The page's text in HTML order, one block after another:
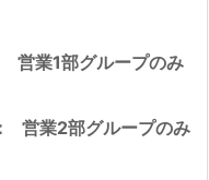
業1部グループのみ
営業2部グループのみ